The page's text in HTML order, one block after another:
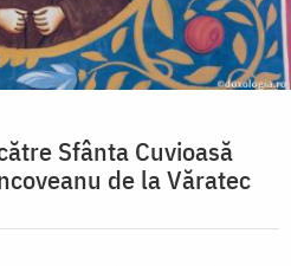
Sfânta Cuvioasă
de la Văratec